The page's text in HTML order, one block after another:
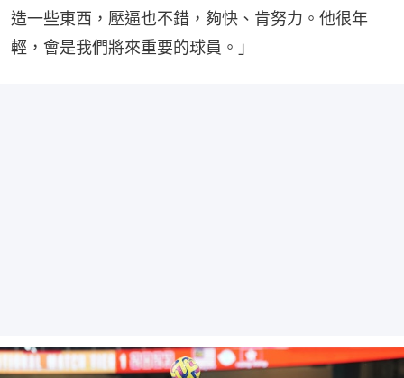
造一些東西，壓逼也不錯，夠快、肯努力。他很年
輕，會是我們將來重要的球員。」